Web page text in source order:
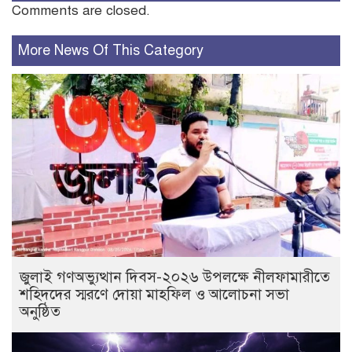
Comments are closed.
More News Of This Category
জুলাই গণঅভ্যুত্থান দিবস-২০২৬ উপলক্ষে নীলফামারীতে
শহিদদের স্মরণে দোয়া মাহফিল ও আলোচনা সভা
অনুষ্ঠিত